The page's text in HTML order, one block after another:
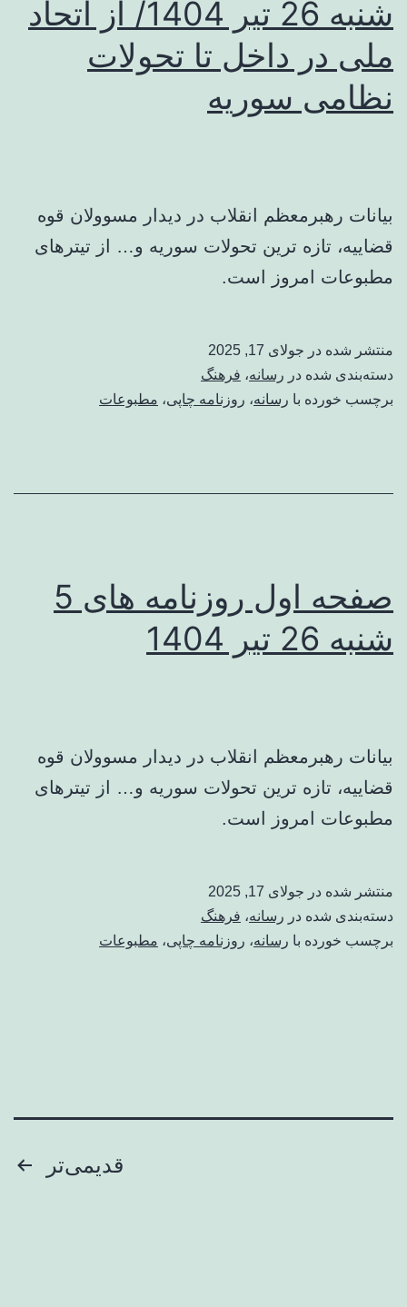
شنبه 26 تیر 1404/ از اتحاد
ملی در داخل تا تحولات
نظامی سوریه
بیانات رهبرمعظم انقلاب در دیدار مسوولان قوه
قضاییه، تازه ترین تحولات سوریه و… از تیترهای
مطبوعات امروز است.
منتشر شده در جولای 17, 2025
دسته‌بندی شده در رسانه، فرهنگ
برچسب خورده با رسانه، روزنامه چاپی، مطبوعات
صفحه اول روزنامه های 5
شنبه 26 تیر 1404
بیانات رهبرمعظم انقلاب در دیدار مسوولان قوه
قضاییه، تازه ترین تحولات سوریه و… از تیترهای
مطبوعات امروز است.
منتشر شده در جولای 17, 2025
دسته‌بندی شده در رسانه، فرهنگ
برچسب خورده با رسانه، روزنامه چاپی، مطبوعات
قدیمی‌تر